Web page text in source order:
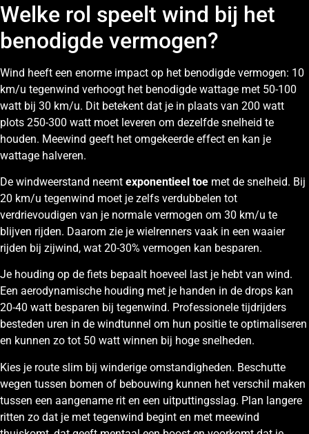
Welke rol speelt wind bij het
benodigde vermogen?
Wind heeft een enorme impact op het benodigde vermogen: 10
km/u tegenwind verhoogt het benodigde wattage met 50-100
watt bij 30 km/u. Dit betekent dat je in plaats van 200 watt
plots 250-300 watt moet leveren om dezelfde snelheid te
houden. Meewind geeft het omgekeerde effect en kan je
wattage halveren.
De windweerstand neemt exponentieel toe met de snelheid. Bij
20 km/u tegenwind moet je zelfs verdubbelen tot
verdrievoudigen van je normale vermogen om 30 km/u te
blijven rijden. Daarom zie je wielrenners vaak in een waaier
rijden bij zijwind, wat 20-30% vermogen kan besparen.
Je houding op de fiets bepaalt hoeveel last je hebt van wind.
Een aerodynamische houding met je handen in de drops kan
20-40 watt besparen bij tegenwind. Professionele tijdrijders
besteden uren in de windtunnel om hun positie te optimaliseren
en kunnen zo tot 50 watt winnen bij hoge snelheden.
Kies je route slim bij winderige omstandigheden. Beschutte
wegen tussen bomen of bebouwing kunnen het verschil maken
tussen een aangename rit en een uitputtingsslag. Plan langere
ritten zo dat je met tegenwind begint en met meewind